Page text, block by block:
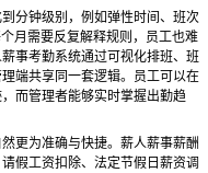
分钟级别，例如弹性时间、班次
月需要反复解释规则，员工也难
事考勤系统通过可视化排班、班
端共享同一套逻辑。员工可以在
而管理者能够实时掌握出勤趋
更为准确与快捷。薪人薪事薪酬
假工资扣除、法定节假日薪资调